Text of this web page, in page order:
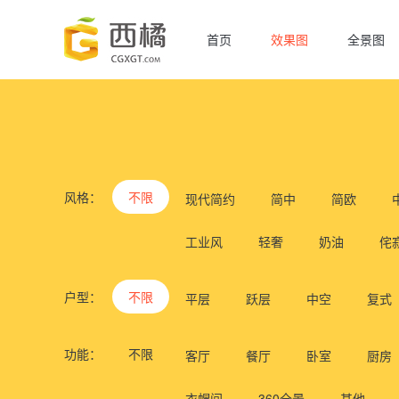
首页 效果图 全景图
风格： 不限 现代简约 简中 简欧
工业风 轻奢 奶油 侘
户型： 不限 平层 跃层 中空 复式
功能： 不限 客厅 餐厅 卧室 厨房